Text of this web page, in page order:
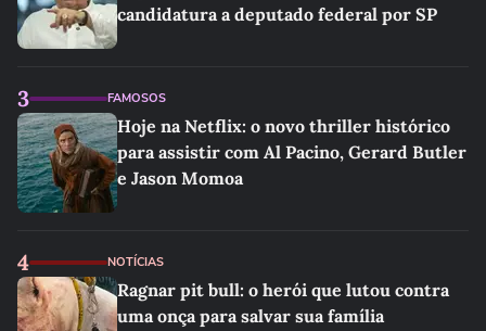
candidatura a deputado federal por SP
3 FAMOSOS
Hoje na Netflix: o novo thriller histórico
para assistir com Al Pacino, Gerard Butler
e Jason Momoa
4 NOTÍCIAS
Ragnar pit bull: o herói que lutou contra
uma onça para salvar sua família